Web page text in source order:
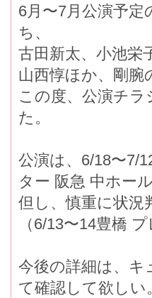
6月〜7月公演予定
ち、
古田新太、小池栄
山西惇ほか、剛腕
この度、公演チ
た。
公演は、6/18〜7/
ター 阪急 中ホー
但し、慎重に状況
（6/13〜14豊橋
今後の詳細は、キ
て確認して欲しい